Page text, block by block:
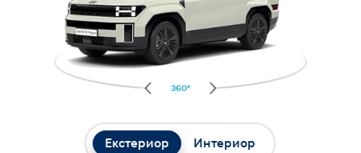
360°
Екстериор Интериор